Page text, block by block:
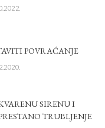
POVRAĆANJE
SIRENU I
TRUBLJENJE